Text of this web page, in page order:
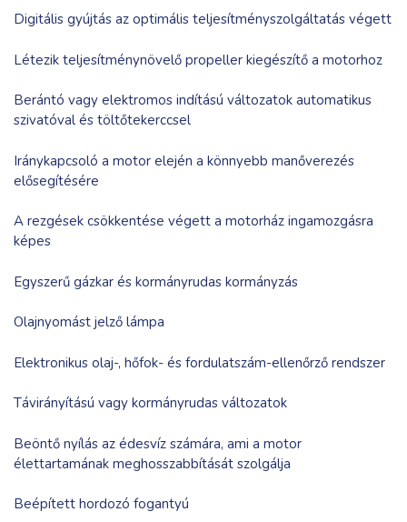
Digitális gyújtás az optimális teljesítményszolgáltatás végett
Létezik teljesítménynövelő propeller kiegészítő a motorhoz
Berántó vagy elektromos indítású változatok automatikus
szivatóval és töltőtekerccsel
Iránykapcsoló a motor elején a könnyebb manőverezés
elősegítésére
A rezgések csökkentése végett a motorház ingamozgásra
képes
Egyszerű gázkar és kormányrudas kormányzás
Olajnyomást jelző lámpa
Elektronikus olaj-, hőfok- és fordulatszám-ellenőrző rendszer
Távirányítású vagy kormányrudas változatok
Beöntő nyílás az édesvíz számára, ami a motor
élettartamának meghosszabbítását szolgálja
Beépített hordozó fogantyú